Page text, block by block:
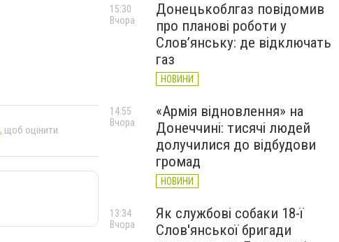
, щоб оцінити
Донецькоблгаз повідомив
про планові роботи у
Слов’янську: де відключать
газ
НОВИНИ
15:30
Вчора
«Армія відновлення» на
Донеччині: тисячі людей
долучилися до відбудови
громад
НОВИНИ
14:55
Вчора
Як службові собаки 18-ї
Слов'янської бригади
13:34
Вчора